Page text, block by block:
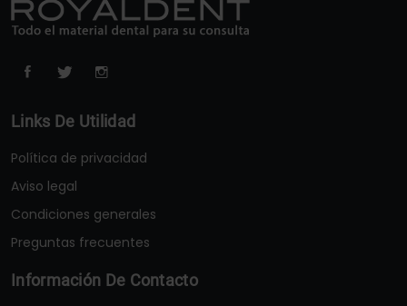
Links De Utilidad
Política de privacidad
Aviso legal
Condiciones generales
Preguntas frecuentes
Información De Contacto